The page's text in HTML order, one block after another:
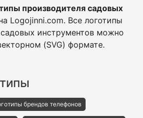
производителя садовых
Logojinni.com. Все логотипы
инструментов можно
(SVG) формате.
брендов телефонов